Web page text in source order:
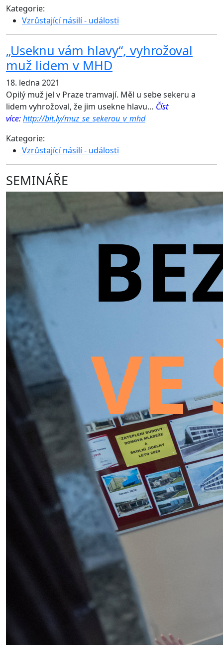
Kategorie:
Vzrůstající násilí - události
„Useknu vám hlavy“, vyhrožoval
muž lidem v MHD
18. ledna 2021
Opilý muž jel v Praze tramvají. Měl u sebe sekeru a
lidem vyhrožoval, že jim usekne hlavu… Číst
více:http://bit.ly/muz_se_sekerou_v_mhd
Kategorie:
Vzrůstající násilí - události
SEMINÁŘE